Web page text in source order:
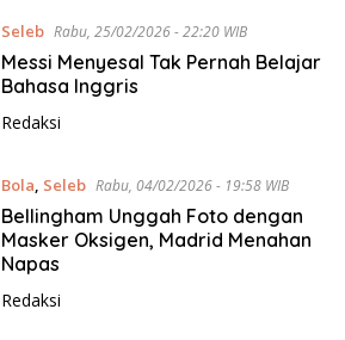
Seleb Rabu, 25/02/2026 - 22:20 WIB
Messi Menyesal Tak Pernah Belajar
Bahasa Inggris
Redaksi
Bola, Seleb Rabu, 04/02/2026 - 19:58 WIB
Bellingham Unggah Foto dengan
Masker Oksigen, Madrid Menahan
Napas
Redaksi